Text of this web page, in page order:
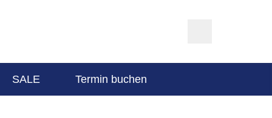
SALE Termin buchen